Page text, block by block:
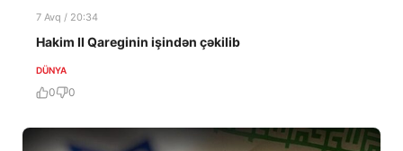
7 Avq / 20:34
Hakim II Qareginin işindən çəkilib
DÜNYA
0 0